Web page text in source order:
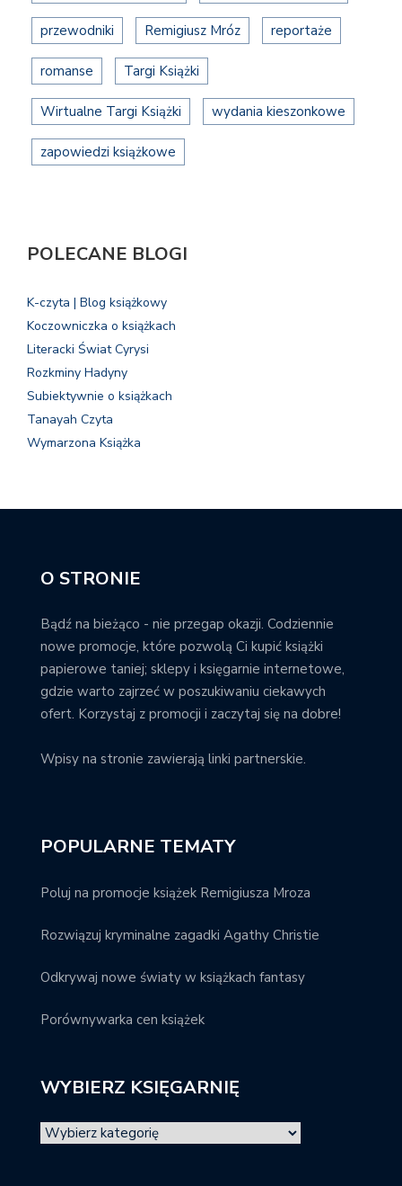
przewodniki Remigiusz Mróz reportaże
romanse Targi Książki
Wirtualne Targi Książki wydania kieszonkowe
zapowiedzi książkowe
POLECANE BLOGI
K-czyta | Blog książkowy
Koczowniczka o książkach
Literacki Świat Cyrysi
Rozkminy Hadyny
Subiektywnie o książkach
Tanayah Czyta
Wymarzona Książka
O STRONIE
Bądź na bieżąco - nie przegap okazji. Codziennie
nowe promocje, które pozwolą Ci kupić książki
papierowe taniej; sklepy i księgarnie internetowe,
gdzie warto zajrzeć w poszukiwaniu ciekawych
ofert. Korzystaj z promocji i zaczytaj się na dobre!
Wpisy na stronie zawierają linki partnerskie.
POPULARNE TEMATY
Poluj na promocje książek Remigiusza Mroza
Rozwiązuj kryminalne zagadki Agathy Christie
Odkrywaj nowe światy w książkach fantasy
Porównywarka cen książek
WYBIERZ KSIĘGARNIĘ